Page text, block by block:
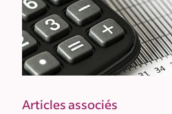
Articles associés